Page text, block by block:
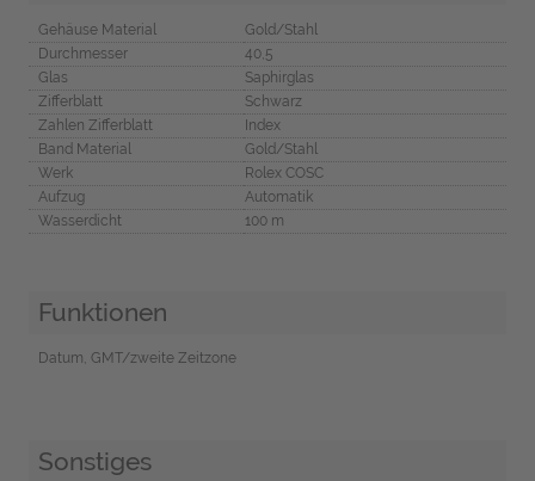
Gehäuse Material
Gold/Stahl
Durchmesser
40,5
Glas
Saphirglas
Zifferblatt
Schwarz
Zahlen Zifferblatt
Index
Band Material
Gold/Stahl
Werk
Rolex COSC
Aufzug
Automatik
Wasserdicht
100 m
Funktionen
Datum, GMT/zweite Zeitzone
Sonstiges